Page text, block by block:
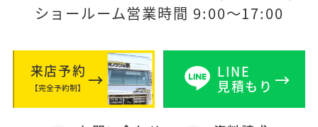
ショールーム営業時間 9:00～17:00
来店予約
【完全予約制】
LINE
見積もり